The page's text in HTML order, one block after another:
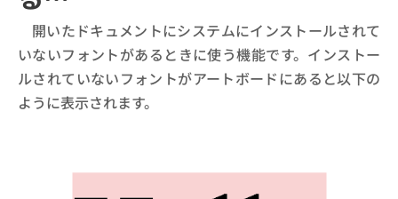
開いたドキュメントにシステムにインストールされて
いないフォントがあるときに使う機能です。インストー
ルされていないフォントがアートボードにあると以下の
ように表示されます。